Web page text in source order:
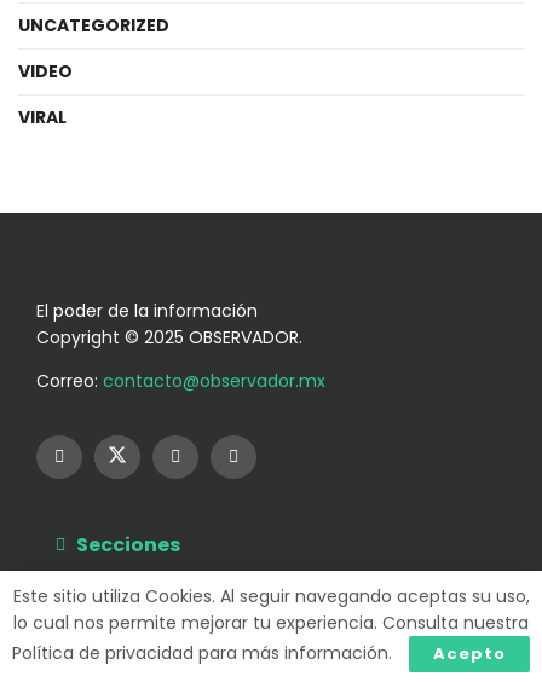
UNCATEGORIZED
VIDEO
VIRAL
El poder de la información
Copyright © 2025 OBSERVADOR.
Correo: contacto@observador.mx
Secciones
Información
Este sitio utiliza Cookies. Al seguir navegando aceptas su uso,
lo cual nos permite mejorar tu experiencia. Consulta nuestra
Política de privacidad para más información.
Acepto